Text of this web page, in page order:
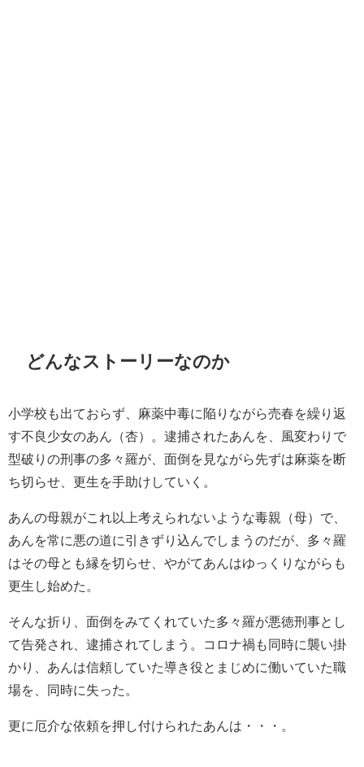
どんなストーリーなのか
小学校も出ておらず、麻薬中毒に陥りながら売春を繰り返
す不良少女のあん（杏）。逮捕されたあんを、風変わりで
型破りの刑事の多々羅が、面倒を見ながら先ずは麻薬を断
ち切らせ、更生を手助けしていく。
あんの母親がこれ以上考えられないような毒親（母）で、
あんを常に悪の道に引きずり込んでしまうのだが、多々羅
はその母とも縁を切らせ、やがてあんはゆっくりながらも
更生し始めた。
そんな折り、面倒をみてくれていた多々羅が悪徳刑事とし
て告発され、逮捕されてしまう。コロナ禍も同時に襲い掛
かり、あんは信頼していた導き役とまじめに働いていた職
場を、同時に失った。
更に厄介な依頼を押し付けられたあんは・・・。